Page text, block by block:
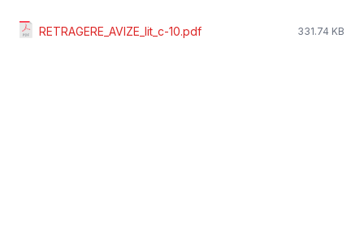
RETRAGERE_AVIZE_lit_c-10.pdf 331.74 KB